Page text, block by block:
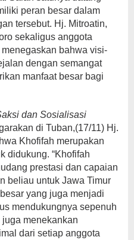
peran besar dalam
tersebut. Hj. Mitroatin,
sekaligus anggota
bahwa visi-
dengan semangat
manfaat besar bagi
dan Sosialisasi
di Tuban,(17/11) Hj.
Khofifah merupakan
didukung. “Khofifah
prestasi dan capaian
beliau untuk Jawa Timur
yang juga menjadi
mendukungnya sepenuh
juga menekankan
dari setiap anggota